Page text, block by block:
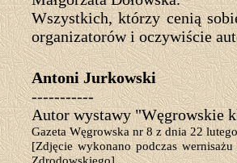
Wszystkich, którzy cenią
organizatorów i oczywiście
Antoni Jurkowski
-----------
Autor wystawy "Węgrowskie
Gazeta Węgrowska nr 8 z dnia 22
[Zdjęcie wykonano podczas
Zdrodowskiego].